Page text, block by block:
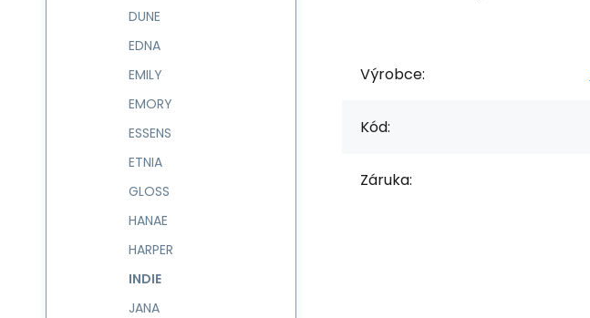
Výrobce:
Kód:
Záruka:
DUNE
EDNA
EMILY
EMORY
ESSENS
ETNIA
GLOSS
HANAE
HARPER
INDIE
JANA